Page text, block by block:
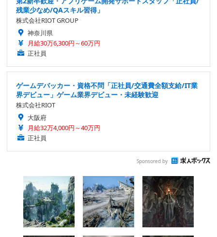
残業少なめ/QAスキル習得」
株式会社RIOT GROUP
神奈川県
月給30万6,300円～60万円
正社員
ゲームデバッカー・資格不問「正社員/交通費全額支給/IT業
界デビュー」ゲーム業界デビュー・未経験歓迎
株式会社RIOT
大阪府
月給32万4,000円～40万円
正社員
Sponsored by